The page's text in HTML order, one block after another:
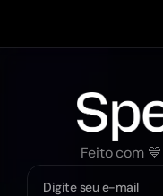
Feito com